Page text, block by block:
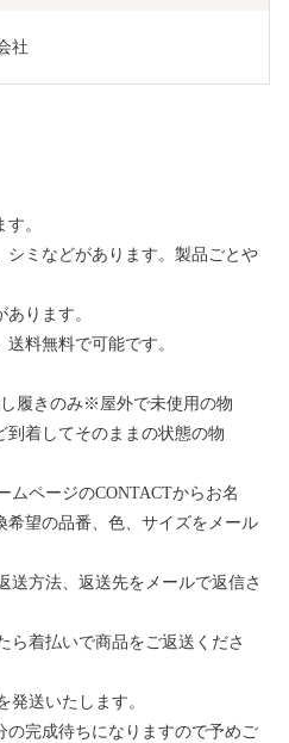
社
。
ミなどがあります。製品ごとや
ります。
料無料で可能です。
履きのみ※屋外で未使用の物
到着してそのままの状態の物
ムページのCONTACTからお名
希望の品番、色、サイズをメール
送方法、返送先をメールで返信さ
ら着払いで商品をご返送くださ
発送いたします。
完成待ちになりますので予めご